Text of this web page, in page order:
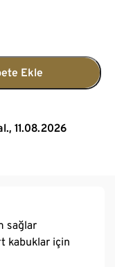
Ekle
11.08.2026
sağlar
kabuklar için